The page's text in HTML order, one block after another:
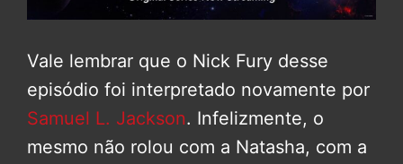
Vale lembrar que o Nick Fury desse
episódio foi interpretado novamente por
Samuel L. Jackson. Infelizmente, o
mesmo não rolou com a Natasha, com a